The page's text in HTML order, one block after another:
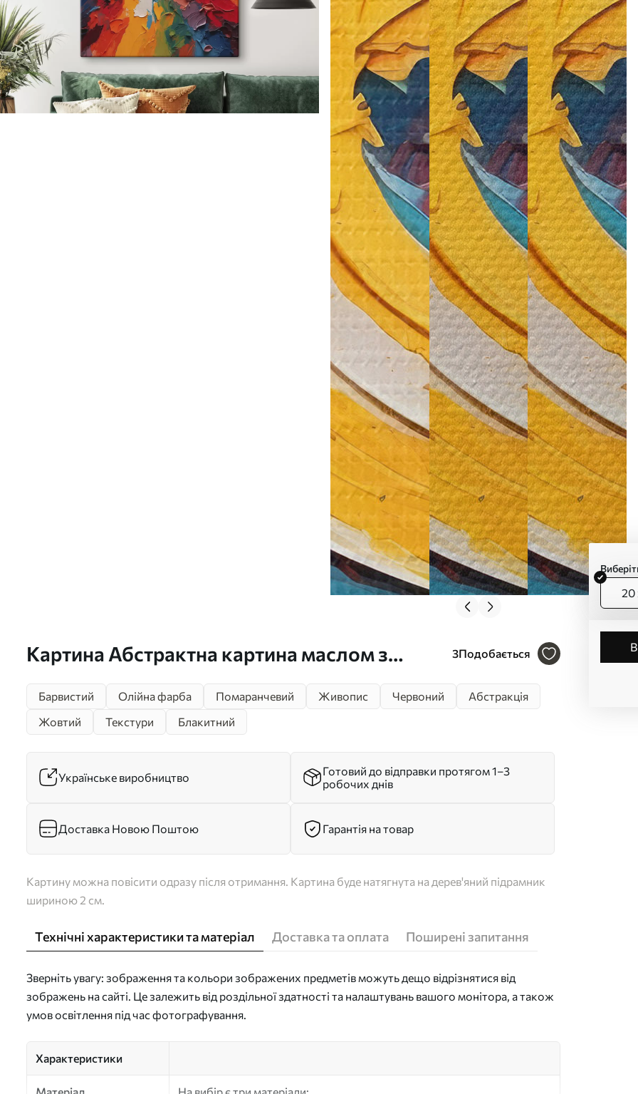
Картина Абстрактна картина маслом з
3Подобається
20
Барвистий Олійна фарба Помаранчевий Живопис Червоний
Абстракція
Жовтий
Текстури Блакитний
Українське виробництво
Готовий до відправки протягом 1–3
робочих днів
Доставка Новою Поштою Гарантія на товар
Картину можна повісити одразу після отримання. Картина буде натягнута на дерев'яний підрамник
шириною 2 см.
Технічні характеристики та матеріал Доставка та оплата Поширені запитання
Зверніть увагу: зображення та кольори зображених предметів можуть дещо відрізнятися від
зображень на сайті. Це залежить від роздільної здатності та налаштувань вашого монітора, а також
умов освітлення під час фотографування.
Характеристики